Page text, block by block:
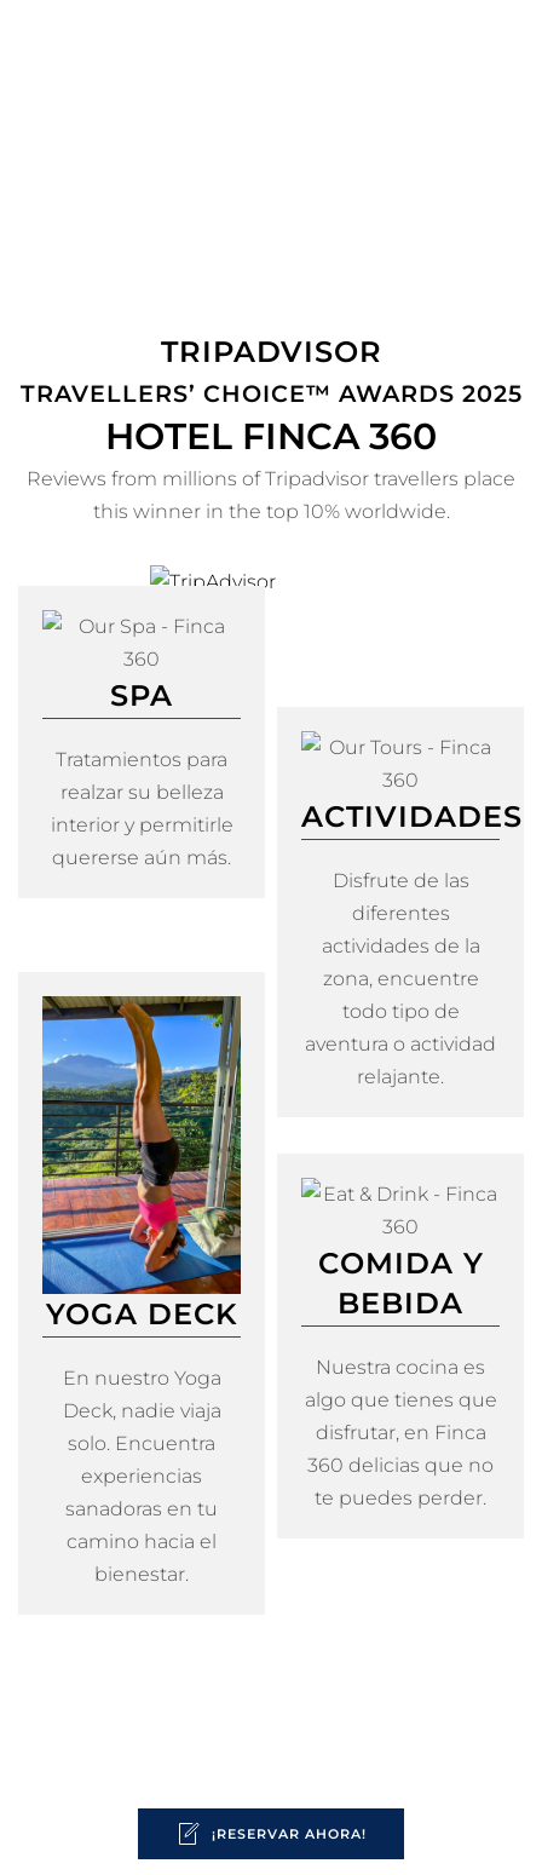
TRIPADVISOR
TRAVELLERS’ CHOICE™ AWARDS 2025
HOTEL FINCA 360
Reviews from millions of Tripadvisor travellers place
this winner in the top 10% worldwide.
SPA
Tratamientos para
realzar su belleza
interior y permitirle
quererse aún más.
ACTIVIDADES
Disfrute de las
diferentes
actividades de la
zona, encuentre
todo tipo de
aventura o actividad
relajante.
YOGA DECK
En nuestro Yoga
Deck, nadie viaja
solo. Encuentra
experiencias
sanadoras en tu
camino hacia el
bienestar.
COMIDA Y
BEBIDA
Nuestra cocina es
algo que tienes que
disfrutar, en Finca
360 delicias que no
te puedes perder.
¡RESERVAR AHORA!